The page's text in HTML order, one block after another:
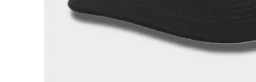
ニット帽・ビーニー